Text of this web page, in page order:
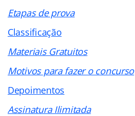
Etapas de prova
Classificação
Materiais Gratuitos
Motivos para fazer o concurso
Depoimentos
Assinatura Ilimitada